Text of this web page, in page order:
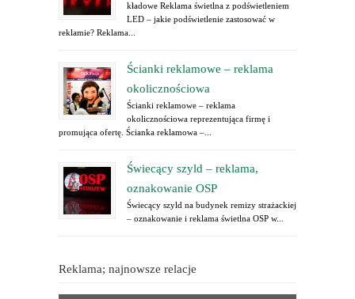
kładowe Reklama świetlna z podświetleniem
LED – jakie podświetlenie zastosować w
reklamie? Reklama...
Ścianki reklamowe – reklama
okolicznościowa
Ścianki reklamowe – reklama
okolicznościowa reprezentująca firmę i
promująca ofertę. Ścianka reklamowa –...
Świecący szyld – reklama,
oznakowanie OSP
Świecący szyld na budynek remizy strażackiej
– oznakowanie i reklama świetlna OSP w...
Reklama; najnowsze relacje